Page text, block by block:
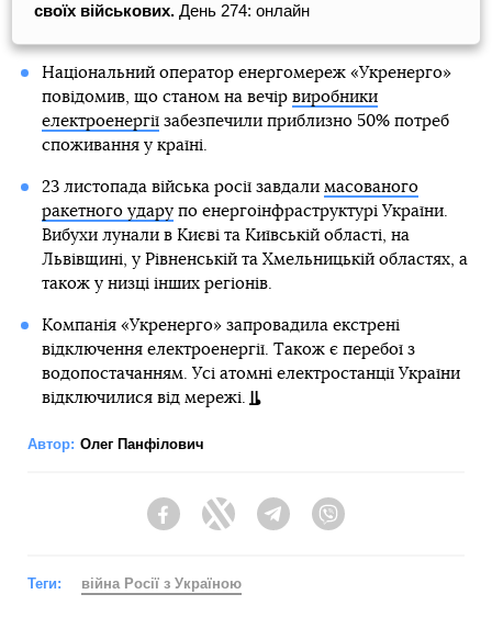
своїх військових. День 274: онлайн
Національний оператор енергомереж «Укренерго»
повідомив, що станом на вечір виробники
електроенергіїзабезпечили приблизно 50% потреб
споживання у країні.
23 листопада війська росії завдали масованого
ракетного ударупо енергоінфраструктурі України.
Вибухи лунали в Києві та Київській області, на
Львівщині, у Рівненській та Хмельницькій областях, а
також у низці інших регіонів.
Компанія «Укренерго» запровадила екстрені
відключення електроенергії. Також є перебої з
водопостачанням. Усі атомні електростанції України
відключилися від мережі.
Автор: Олег Панфілович
FacebookTwitter Telegram
Теги: війна Росії з Україною